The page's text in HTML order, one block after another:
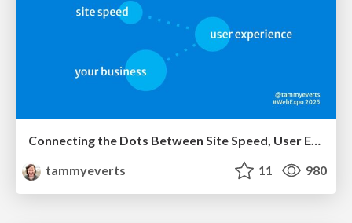
Connecting the Dots Between Site Speed, User Experience & Your Business [WebExpo 2025]
tammyeverts
11 980